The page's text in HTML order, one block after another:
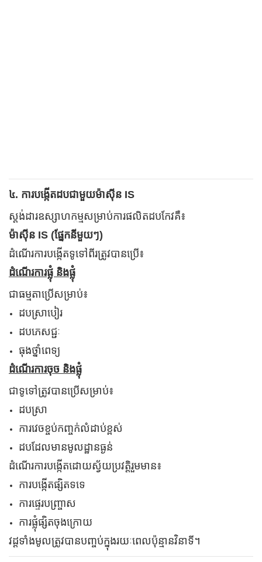
៤. ការបង្កើតដបជាមួយម៉ាស៊ីន IS
ស្តង់ដារឧស្សាហកម្មសម្រាប់ការផលិតដបកែវគឺ៖
ម៉ាស៊ីន IS (ផ្នែកនីមួយៗ)
ដំណើរការបង្កើតទូទៅពីរត្រូវបានប្រើ៖
ដំណើរការផ្លុំ និងផ្លុំ
ជាធម្មតាប្រើសម្រាប់៖
ដបស្រាបៀរ
ដបភេសជ្ជៈ
ធុង​ថ្នាំពេទ្យ
ដំណើរការចុច និងផ្លុំ
ជាទូទៅត្រូវបានប្រើសម្រាប់៖
ដបស្រា
ការវេចខ្ចប់កញ្ចក់លំដាប់ខ្ពស់
ដបដែលមានមូលដ្ឋានធ្ងន់
ដំណើរការបង្កើតដោយស្វ័យប្រវត្តិរួមមាន៖
ការបង្កើតផ្សិតទទេ
ការផ្ទេរបញ្ច្រាស
ការផ្លុំផ្សិតចុងក្រោយ
វដ្តទាំងមូលត្រូវបានបញ្ចប់ក្នុងរយៈពេលប៉ុន្មានវិនាទី។